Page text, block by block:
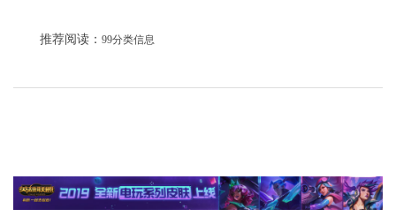
推荐阅读： 99分类信息